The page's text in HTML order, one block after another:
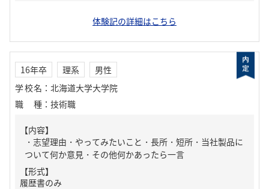
体験記の詳細はこちら
16年卒 理系
男性
学校名 ： 北海道大学大学院
職種 ： 技術職
【内容】
・志望理由・やってみたいこと・長所・短所・当社製品に
ついて何か意見・その他何かあったら一言
【形式】
履歴書のみ